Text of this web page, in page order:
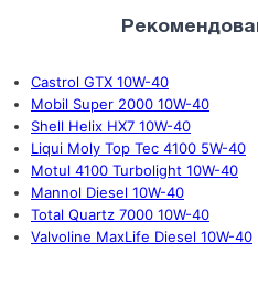
Castrol GTX 10W-40
Mobil Super 2000 10W-40
Shell Helix HX7 10W-40
Liqui Moly Top Tec 4100 5W-40
Motul 4100 Turbolight 10W-40
Mannol Diesel 10W-40
Total Quartz 7000 10W-40
Valvoline MaxLife Diesel 10W-40